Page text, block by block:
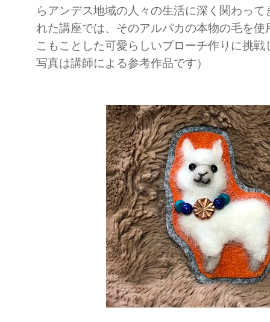
らアンデス地域の人々の生活に深く関わっ
れた講座では、そのアルパカの本物の毛を
こもことした可愛らしいブローチ作りに挑
写真は講師による参考作品です）